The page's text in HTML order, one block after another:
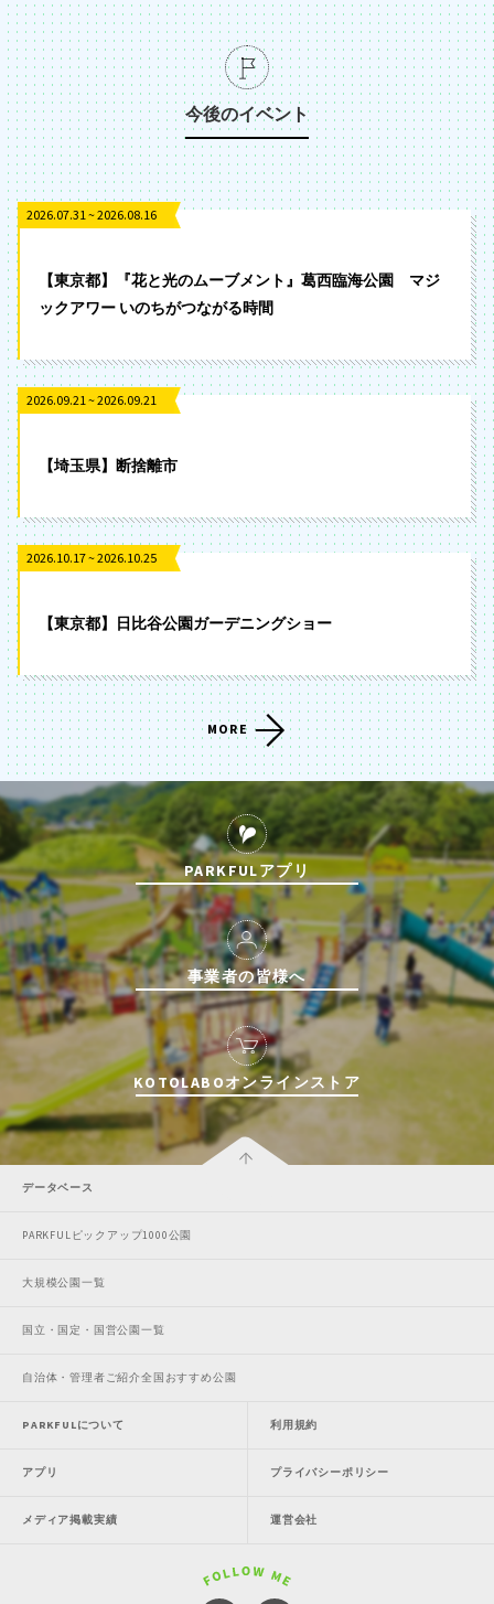
今後のイベント
2026.07.31 ~ 2026.08.16
【東京都】『花と光のムーブメント』葛西臨海公園 マジ
ックアワー いのちがつながる時間
2026.09.21 ~ 2026.09.21
【埼玉県】断捨離市
2026.10.17 ~ 2026.10.25
【東京都】日比谷公園ガーデニングショー
MORE
PARKFULアプリ
事業者の皆様へ
KOTOLABOオンラインストア
データベース
PARKFULピックアップ1000公園
大規模公園一覧
国立・国定・国営公園一覧
自治体・管理者ご紹介全国おすすめ公園
PARKFULについて
アプリ
メディア掲載実績
利用規約
プライバシーポリシー
運営会社